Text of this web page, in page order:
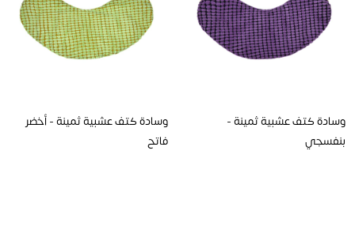
وسادة كتف عشبية ثمينة -
بنفسجي
وسادة كتف عشبية ثمينة - أخضر
فاتح